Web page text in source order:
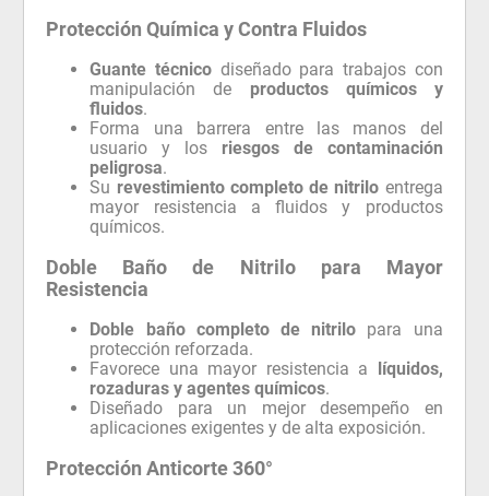
Protección Química y Contra Fluidos
Guante técnico diseñado para trabajos con
manipulación de productos químicos y
fluidos.
Forma una barrera entre las manos del
usuario y los riesgos de contaminación
peligrosa.
Su revestimiento completo de nitrilo entrega
mayor resistencia a fluidos y productos
químicos.
Doble Baño de Nitrilo para Mayor
Resistencia
Doble baño completo de nitrilo para una
protección reforzada.
Favorece una mayor resistencia a líquidos,
rozaduras y agentes químicos.
Diseñado para un mejor desempeño en
aplicaciones exigentes y de alta exposición.
Protección Anticorte 360°